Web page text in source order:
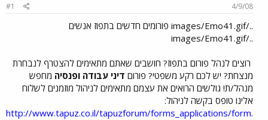
ש
ר
י
ך
4/9/08
#1
../images/Emo41.gif פורומים חדשים בתפוז אנשים
../images/Emo41.gif
רוצים לנהל פורום בתפוז? חושבים שאתם מתאימים להצטרף לנבחרת
מנצחת? יש לכם רקע משפטי? פורום דיני עבודה ופנסיה מחפש
מנהל/ת! גולשים הרואים את עצמם מתאימים לניהול מוזמנים לשלוח
אלינו טופס בקשה לניהול:
http://www.tapuz.co.il/tapuzforum/forms_applications/form.